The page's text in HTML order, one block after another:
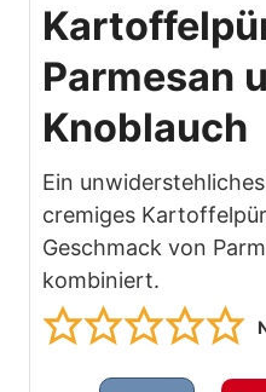
Parmesan
Knoblauch
Ein
cremiges
Geschmack von
kombiniert.